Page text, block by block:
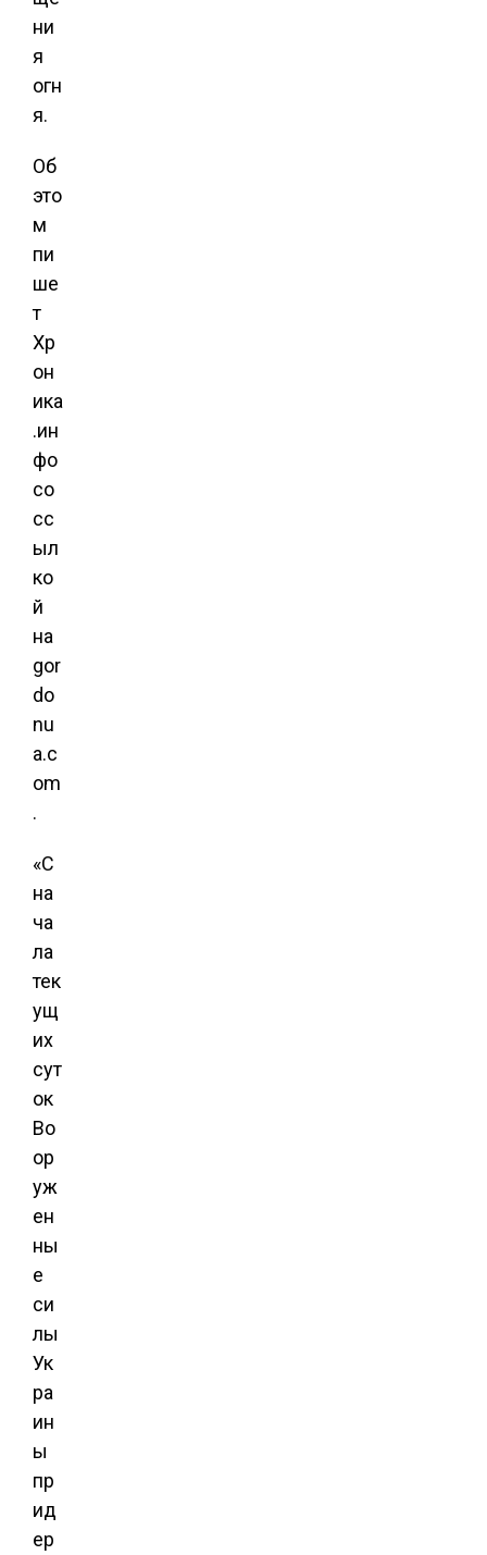
ни
я
огн
я.
Об
это
м
пи
ше
т
Хр
он
ика
.ин
фо
со
сс
ыл
ко
й
на
gor
do
nu
a.c
om
.
«С
на
ча
ла
тек
ущ
их
сут
ок
Во
ор
уж
ен
ны
е
си
лы
Ук
ра
ин
ы
пр
ид
ер